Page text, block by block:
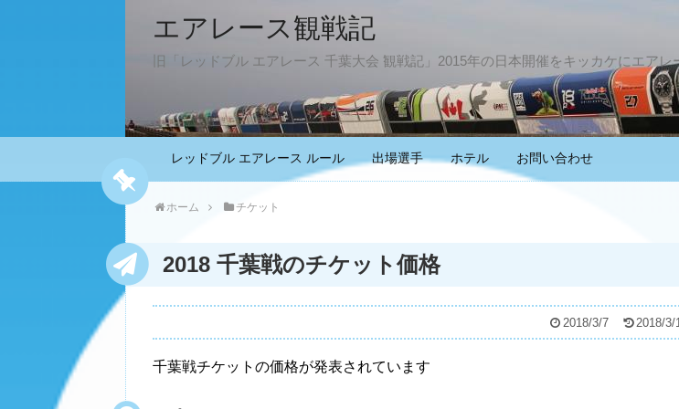
エアレース観戦記
旧「レッドブル エアレース 千葉大会 観戦記」2015年の日本開催をキッカケにエア
レッドブル エアレース ルール 出場選手 ホテル お問い合わせ
ホーム チケット
2018 千葉戦のチケット価格
2018/3/7 2018/3/
千葉戦チケットの価格が発表されています